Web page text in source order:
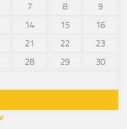
7 8
9
14 15
16
21 22
23
28 29
30